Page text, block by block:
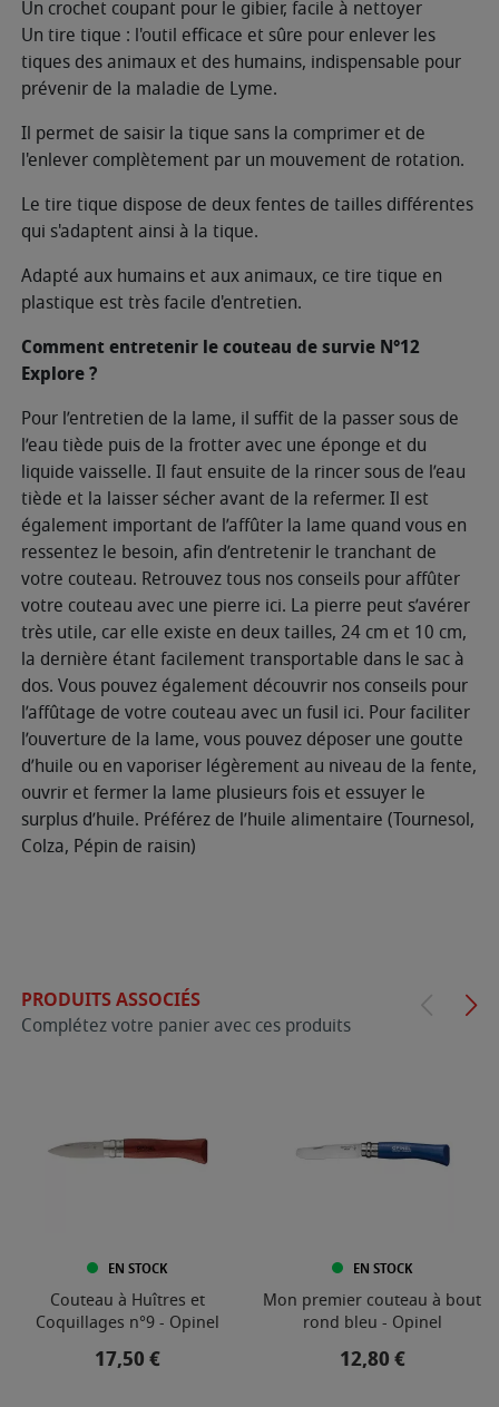
Un crochet coupant pour le gibier, facile à nettoyer
Un tire tique : l'outil efficace et sûre pour enlever les
tiques des animaux et des humains, indispensable pour
prévenir de la maladie de Lyme.
Il permet de saisir la tique sans la comprimer et de
l'enlever complètement par un mouvement de rotation.
Le tire tique dispose de deux fentes de tailles différentes
qui s'adaptent ainsi à la tique.
Adapté aux humains et aux animaux, ce tire tique en
plastique est très facile d'entretien.
Comment entretenir le couteau de survie N°12
Explore ?
Pour l’entretien de la lame, il suffit de la passer sous de
l’eau tiède puis de la frotter avec une éponge et du
liquide vaisselle. Il faut ensuite de la rincer sous de l’eau
tiède et la laisser sécher avant de la refermer. Il est
également important de l’affûter la lame quand vous en
ressentez le besoin, afin d’entretenir le tranchant de
votre couteau. Retrouvez tous nos conseils pour affûter
votre couteau avec une pierre ici. La pierre peut s’avérer
très utile, car elle existe en deux tailles, 24 cm et 10 cm,
la dernière étant facilement transportable dans le sac à
dos. Vous pouvez également découvrir nos conseils pour
l’affûtage de votre couteau avec un fusil ici. Pour faciliter
l’ouverture de la lame, vous pouvez déposer une goutte
d’huile ou en vaporiser légèrement au niveau de la fente,
ouvrir et fermer la lame plusieurs fois et essuyer le
surplus d’huile. Préférez de l’huile alimentaire (Tournesol,
Colza, Pépin de raisin)
PRODUITS ASSOCIÉS
Complétez votre panier avec ces produits
EN STOCK
Couteau à Huîtres et
Coquillages n°9 - Opinel
Prix
17,50 €
EN STOCK
Mon premier couteau à bout
rond bleu - Opinel
Prix
12,80 €